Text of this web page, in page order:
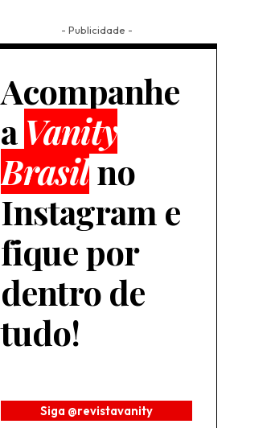
- Publicidade -
Acompanhe
a Vanity
Brasilno
Instagram e
fique por
dentro de
tudo!
Siga @revistavanity